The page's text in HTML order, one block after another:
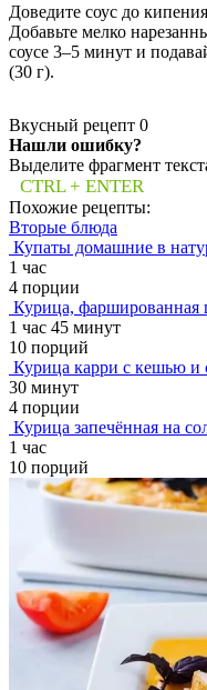
Доведите соус до
Добавьте мелко
соусе 3–5 минут и
(30 г).
Вкусный рецепт 0
Нашли ошибку?
Выделите фрагмент
CTRL + ENTER
Похожие рецепты:
Вторые блюда
Купаты домашние в
1 час
4 порции
Курица, фаршированная
1 час 45 минут
10 порций
Курица карри с кешью и
30 минут
4 порции
Курица запечённая на
1 час
10 порций